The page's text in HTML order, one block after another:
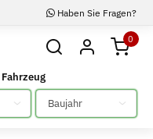
Haben Sie Fragen?
0
Bitte auswählen